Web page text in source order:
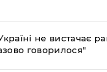
не вистачає
говорилося"